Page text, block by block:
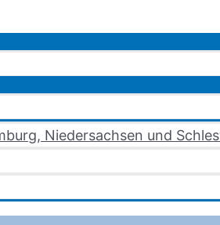
Niedersachsen und